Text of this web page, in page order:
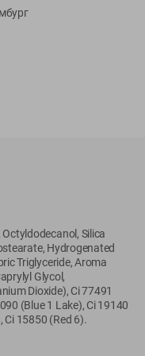
граждан и
73 84 .
о нарушении их
о защите прав
dostavka.by.
Silica
Hydrogenated
Triglyceride, Aroma
Glycol,
Dioxide), Ci 77491
(Blue 1 Lake), Ci 19140
Ci 15850 (Red 6).